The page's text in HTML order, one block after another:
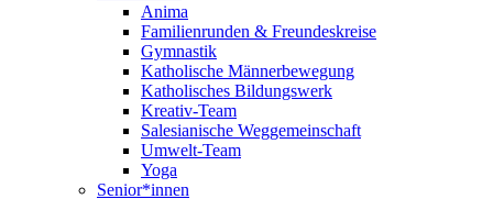
Anima
Familienrunden & Freundeskreise
Gymnastik
Katholische Männerbewegung
Katholisches Bildungswerk
Kreativ-Team
Salesianische Weggemeinschaft
Umwelt-Team
Yoga
Senior*innen